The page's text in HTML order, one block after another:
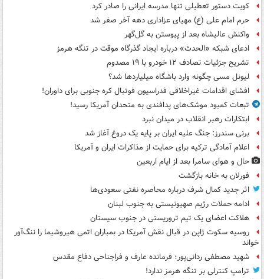
کویت دستور تعطیلی تنها مدرسه ایرانی را صادر کرد
حرم امام علی (ع) مهیای عزاداری دهه آخر صفر شد
واکنش عالیشاه بعد از پیوستن به گل‌گهر
ادعای شبکه «الحدث» درباره ایجاد گذرگاه موقت در تنگه هرمز
تشریح جزئیات تصادف ۱۲ خودرو با ۱۹ مصدوم
لیونل مسی چگونه وارد باشگاه میلیاردها شد؟
افشای اقدامات غیراخلاقی فدراسیون فوتبال کره جنوبی برای داوران!
تبعات کمبود موشک‌های پدافندی به متحدان آمریکا رسید!
ابتکارات رهبر انقلاب در میدان نبرد
برنی سندرز: جنگ علیه ایران بر پایه یک دروغ آغاز شد
اعلام آمادگی ترکیه برای حمایت از مذاکرات ایران و آمریکا
حال و هوای سامرا بعد از ایام اربعین
فورلان به خانه بازگشت
اثر جدید کمال شرف درباره محاصره نفتی سعودی‌ها
ادامه حملات رژیم صهیونیستی به جنوب لبنان
هلاکت اعضای یک تیم تروریستی در جنوب سیستان
روسیه سکوت ژاپن در قبال نقش آمریکا در بمباران اتمی هیروشیما را ننگ‌آور
خواند
شهید مصطفی ردانی‌پور؛ فرمانده عارف و فراجناحی دفاع مقدس
ترامپ کنترلی بر تنگه هرمز ندارد!